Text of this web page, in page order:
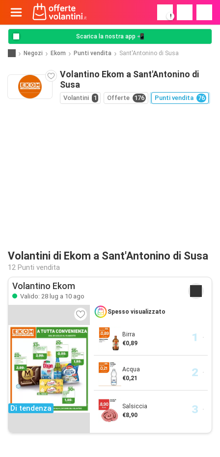
!
Scarica la nostra app 📲
Negozi Ekom Punti vendita Sant'Antonino di Susa
Volantino Ekom a Sant'Antonino di
Susa
Volantini 1 Offerte 176 Punti vendita 76
Volantini di Ekom a Sant'Antonino di Susa
12 Punti vendita
Volantino Ekom
Valido: 28 lug a 10 ago
Di tendenza
Spesso visualizzato
Birra
€0,89
Acqua
€0,21
Salsiccia
€8,90